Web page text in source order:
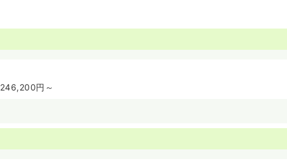
246,200円～